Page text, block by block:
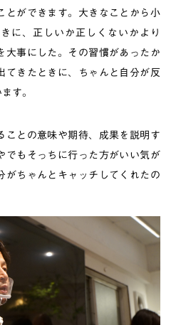
とができます。大きなことから小
に、正しいか正しくないかより
大事にした。その習慣があったか
てきたときに、ちゃんと自分が反
す。
ことの意味や期待、成果を説明す
でもそっちに行った方がいい気が
がちゃんとキャッチしてくれたの